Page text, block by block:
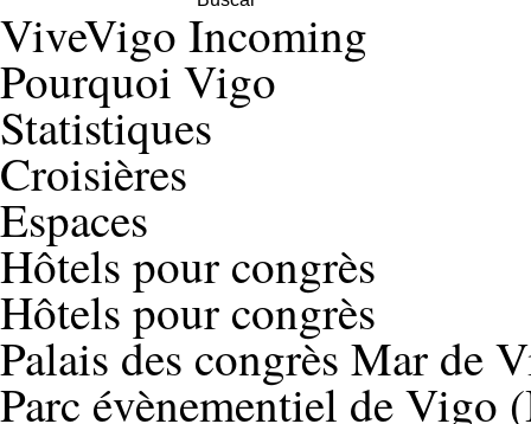
ViveVigo Incoming
Pourquoi Vigo
Statistiques
Croisières
Espaces
Hôtels pour congrès
Hôtels pour congrès
Palais des congrès Mar de
Parc évènementiel de Vigo